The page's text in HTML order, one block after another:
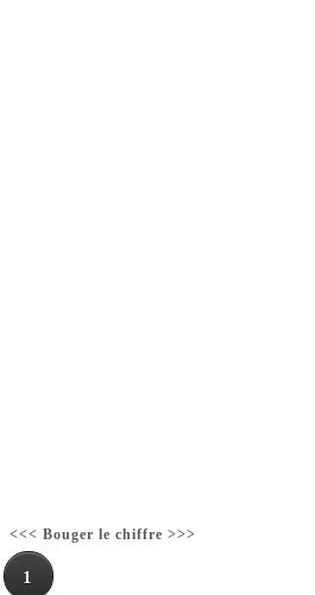
<<< Bouger le chiffre >>>
1